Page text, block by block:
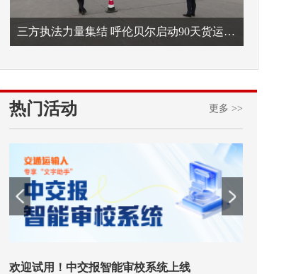
三方执法力量集结 呼伦贝尔启动90天货运车辆违法专项整治
热门活动 更多 >>
欢迎试用！中交报智能审校系统上线